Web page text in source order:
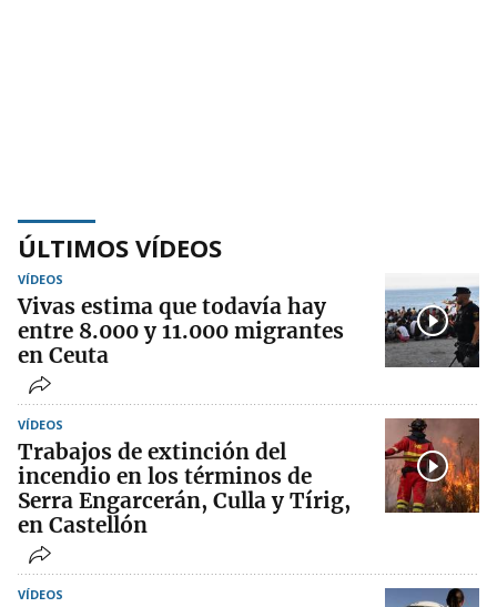
ÚLTIMOS VÍDEOS
VÍDEOS
Vivas estima que todavía hay
entre 8.000 y 11.000 migrantes
en Ceuta
VÍDEOS
Trabajos de extinción del
incendio en los términos de
Serra Engarcerán, Culla y Tírig,
en Castellón
VÍDEOS